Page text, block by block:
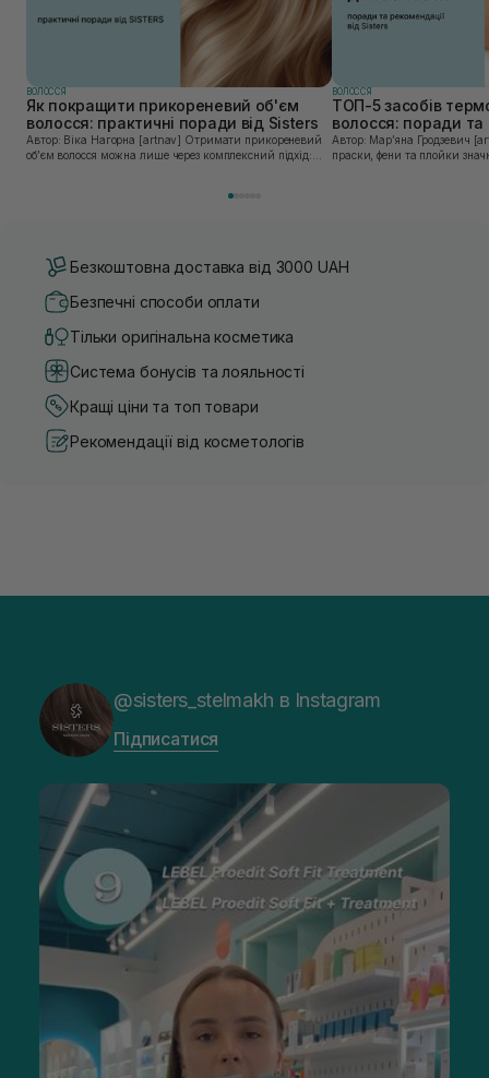
ВОЛОССЯ
Як покращити прикореневий об'єм
волосся: практичні поради від Sisters
Автор: Віка Нагорна [artnav] Отримати прикореневий
об’єм волосся можна лише через комплексний підхід:
ВОЛОССЯ
ТОП-5 засобів
волосся: поради та
Sisters
Автор: Марʼяна Гродзевич [artnav] Сучасні
праски, фени та плойки
Безкоштовна доставка від 3000 UAH
Безпечні способи оплати
Тільки оригінальна косметика
Система бонусів та лояльності
Кращі ціни та топ товари
Рекомендації від косметологів
@sisters_stelmakh в Instagram
Підписатися